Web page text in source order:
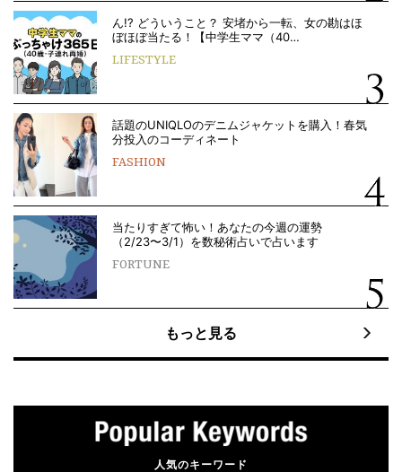
ん!? どういうこと？ 安堵から一転、女の勘はほ
ぼほぼ当たる！【中学生ママ（40…
LIFESTYLE
話題のUNIQLOのデニムジャケットを購入！春気
分投入のコーディネート
FASHION
当たりすぎて怖い！あなたの今週の運勢
（2/23〜3/1）を数秘術占いで占います
FORTUNE
もっと見る
人気のキーワード